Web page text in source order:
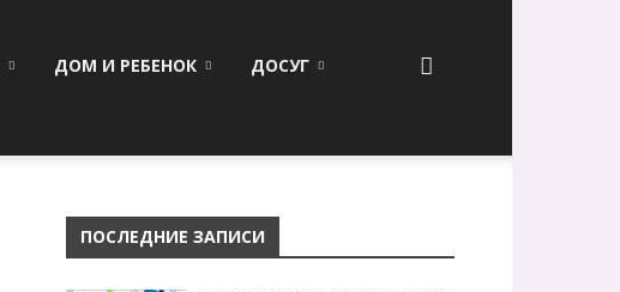
ДОМ И РЕБЕНОК ДОСУГ
ПОСЛЕДНИЕ ЗАПИСИ